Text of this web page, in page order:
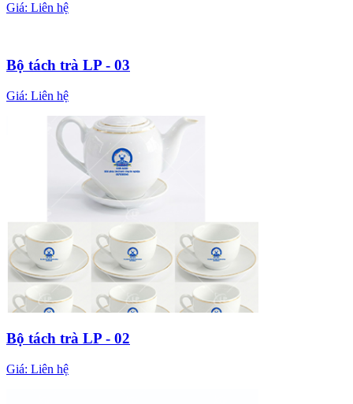
Giá: Liên hệ
Bộ tách trà LP - 03
Giá: Liên hệ
Bộ tách trà LP - 02
Giá: Liên hệ